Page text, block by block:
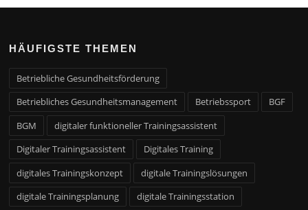
HÄUFIGSTE THEMEN
Betriebliche Gesundheitsförderung
Betriebliches Gesundheitsmanagement
Betriebssport
BGF
BGM
digitaler funktioneller Trainingsassistent
Digitaler Trainingsassistent
Digitales Training
digitales Trainingskonzept
digitale Trainingslösungen
digitale Trainingsplanung
digitale Trainingsstation